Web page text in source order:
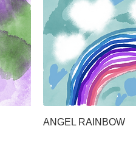
ANGEL RAINBOW